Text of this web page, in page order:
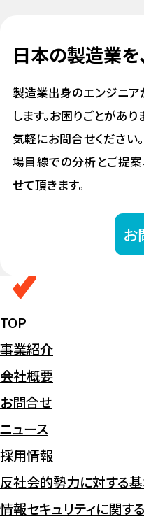
日本の製造業を
製造業出身のエンジニ
します。お困りごとがあり
気軽にお問合せください。
場目線での分析とご提
せて頂きます。
お
TOP
事業紹介
会社概要
お問合せ
ニュース
採用情報
反社会的勢力に対する
情報セキュリティに関す